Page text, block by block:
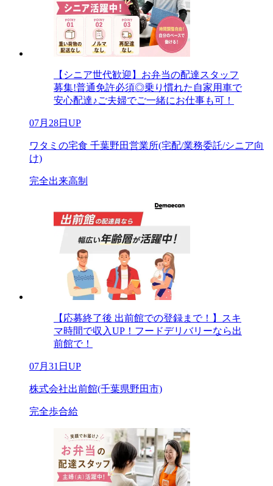
【シニア世代歓迎】お弁当の配達スタッフ
募集!普通免許必須◎乗り慣れた自家用車で
安心配達♪ご夫婦でご一緒にお仕事も可！
07月28日UP
ワタミの宅食 千葉野田営業所(宅配/業務委託/シニア向
け)
完全出来高制
【応募終了後 出前館での登録まで！】スキ
マ時間で収入UP！フードデリバリーなら出
前館で！
07月31日UP
株式会社出前館(千葉県野田市)
完全歩合給